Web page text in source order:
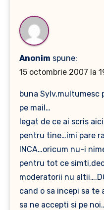
Anonim spune:
15 octombrie 2007 la
buna Sylv,multumesc
pe mail…
legat de ce ai scris
pentru tine…imi pare
INCA…oricum nu-i
pentru tot ce
moderatorii nu
cand o sa incepi sa te
sa ne accepti si pe